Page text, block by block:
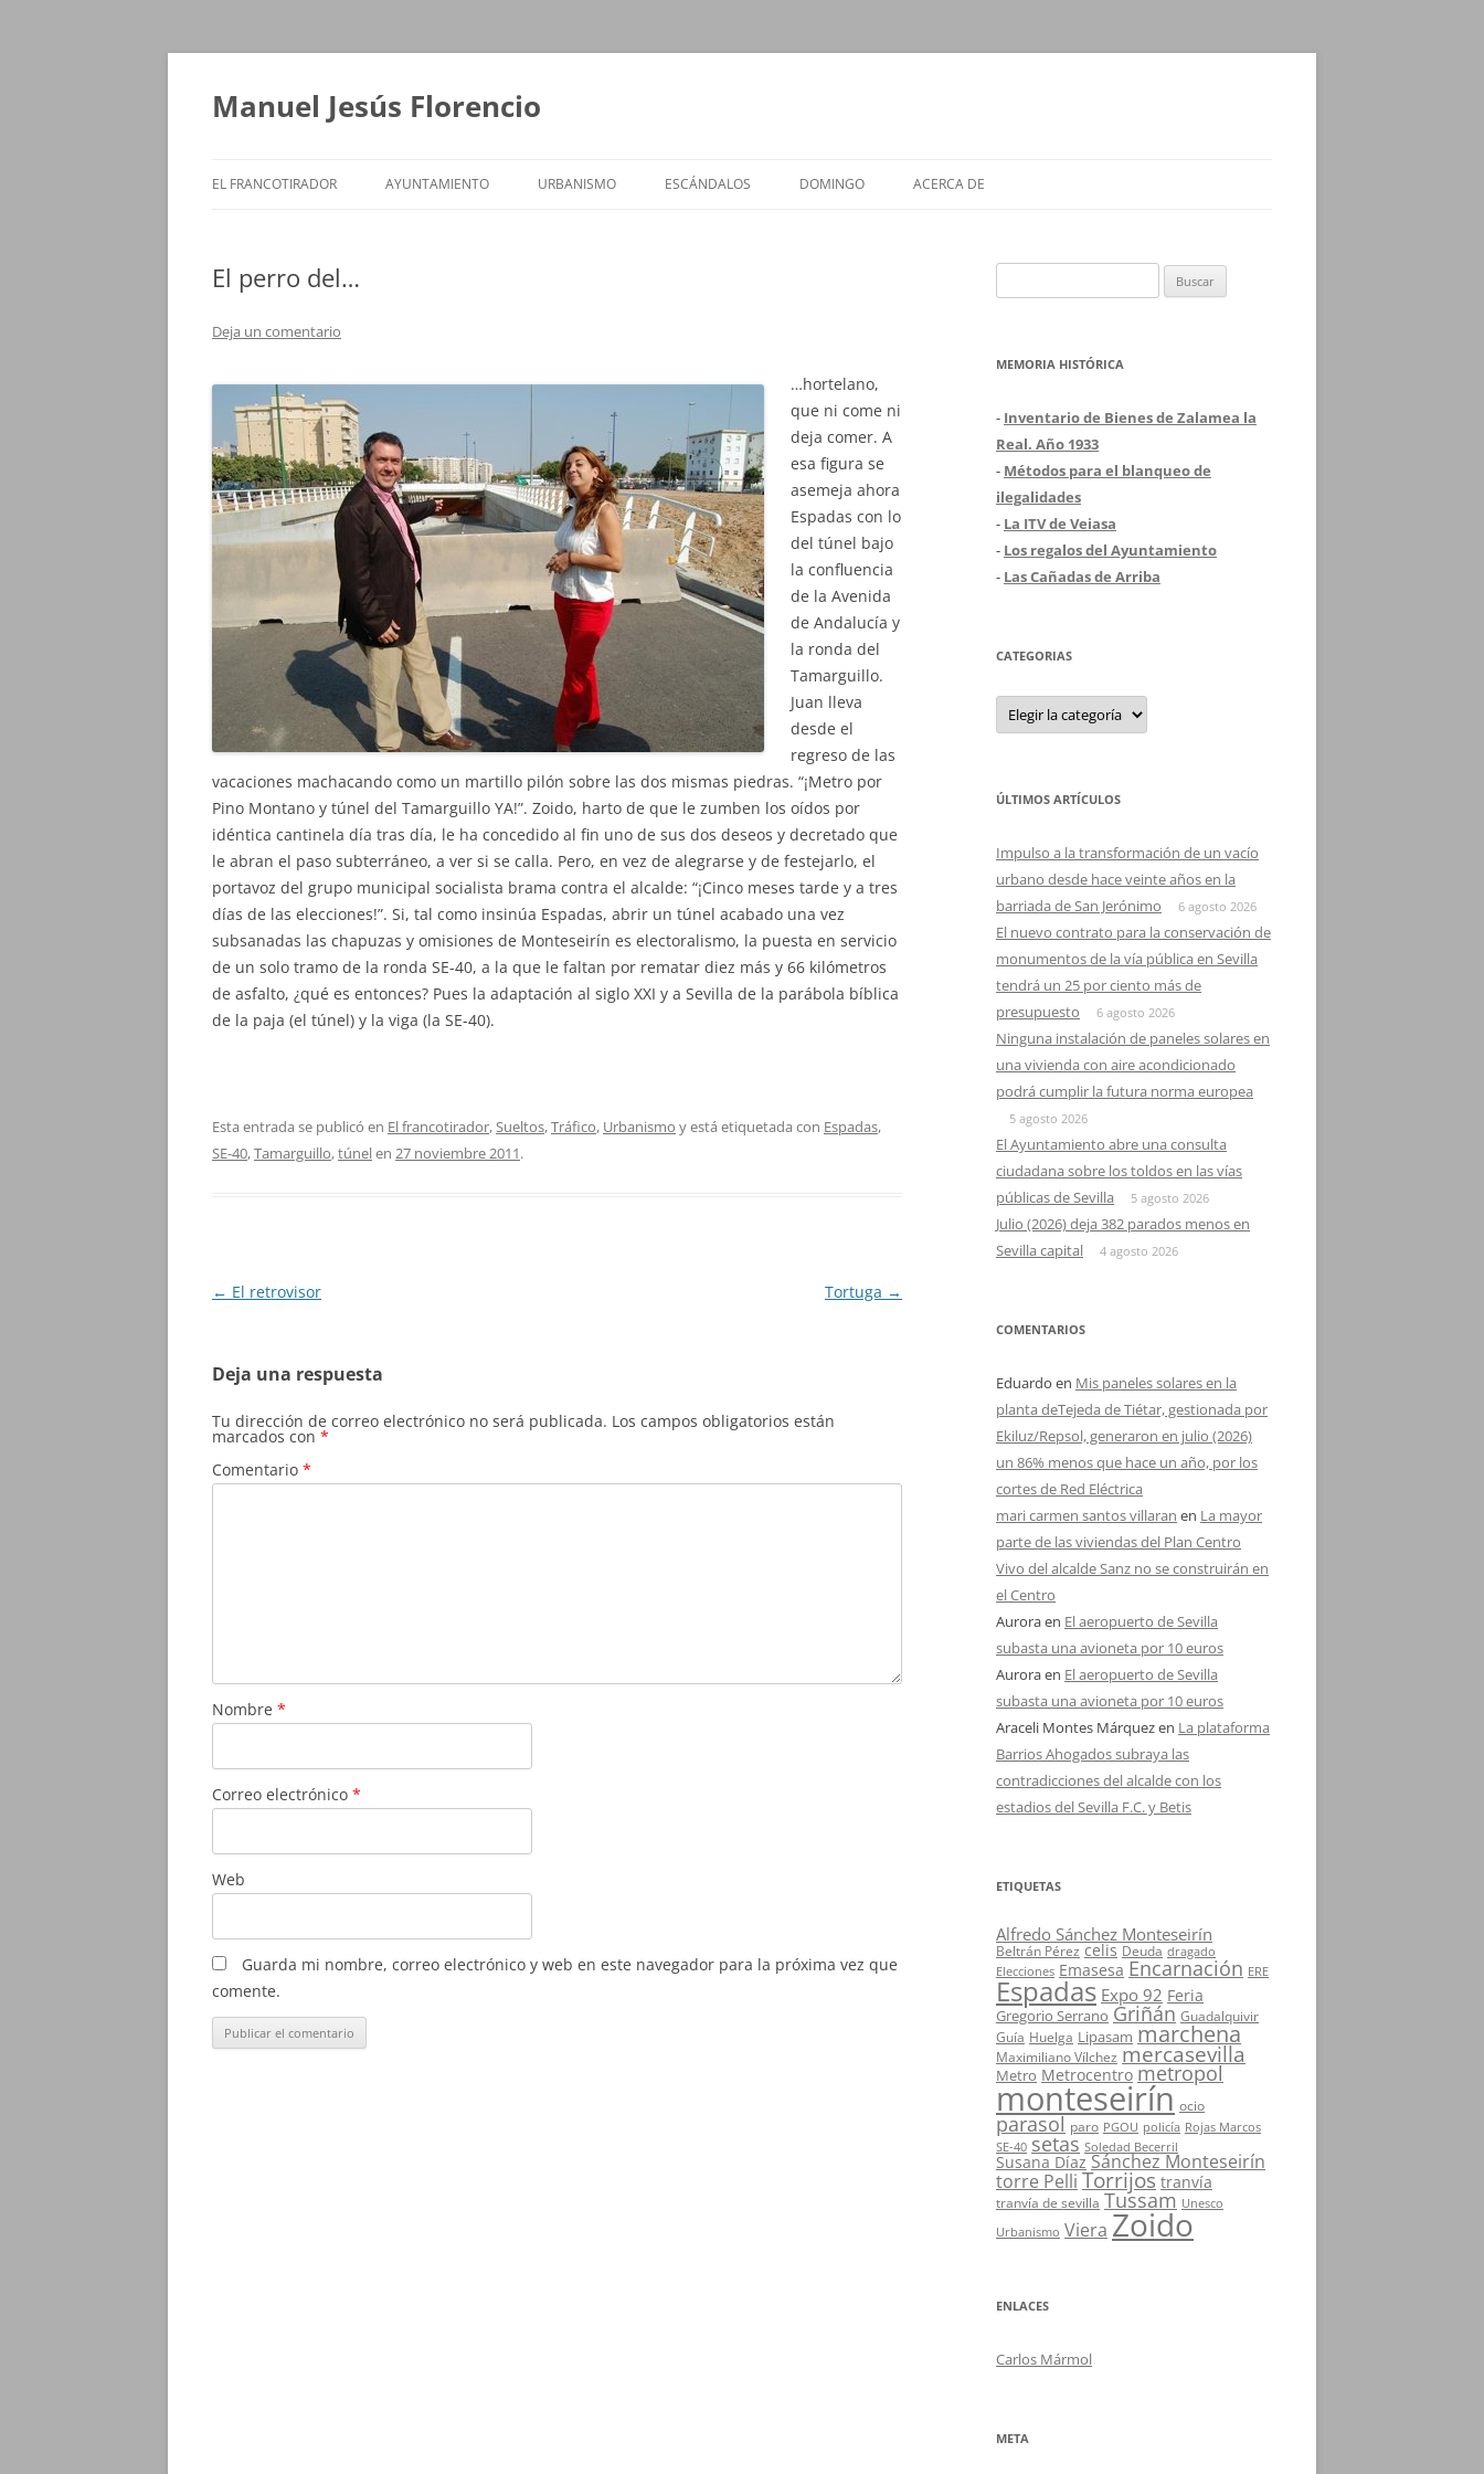
Saltar
Manuel Jesús Florencio
EL FRANCOTIRADOR AYUNTAMIENTO URBANISMO ESCÁNDALOS DOMINGO ACERCA DE
El perro del…
Deja un comentario
…hortelano,
que ni come ni
deja comer. A
esa figura se
asemeja ahora
Espadas con lo
del túnel bajo
la confluencia
de la Avenida
de Andalucía y
la ronda del
Tamarguillo.
Juan lleva
desde el
regreso de las
vacaciones machacando como un martillo pilón sobre las dos mismas piedras. “¡Metro por
Pino Montano y túnel del Tamarguillo YA!”. Zoido, harto de que le zumben los oídos por
idéntica cantinela día tras día, le ha concedido al fin uno de sus dos deseos y decretado que
le abran el paso subterráneo, a ver si se calla. Pero, en vez de alegrarse y de festejarlo, el
portavoz del grupo municipal socialista brama contra el alcalde: “¡Cinco meses tarde y a tres
días de las elecciones!”. Si, tal como insinúa Espadas, abrir un túnel acabado una vez
subsanadas las chapuzas y omisiones de Monteseirín es electoralismo, la puesta en servicio
de un solo tramo de la ronda SE-40, a la que le faltan por rematar diez más y 66 kilómetros
de asfalto, ¿qué es entonces? Pues la adaptación al siglo XXI y a Sevilla de la parábola bíblica
de la paja (el túnel) y la viga (la SE-40).
Esta entrada se publicó en El francotirador,Sueltos,Tráfico, Urbanismo y está etiquetada con Espadas,
SE-40,Tamarguillo,túnelen 27 noviembre 2011.
Navegación
← El retrovisor Tortuga →
Deja una respuesta
Tu dirección de correo electrónico no será publicada. Los campos obligatorios están
marcados con *
Comentario *
Nombre *
Correo electrónico *
Web
Guarda mi nombre, correo electrónico y web en este navegador para la próxima vez que
comente.
MEMORIA HISTÓRICA
- Inventario de Bienes de Zalamea la
Real. Año 1933
- Métodos para el blanqueo de
ilegalidades
- La ITV de Veiasa
- Los regalos del Ayuntamiento
- Las Cañadas de Arriba
CATEGORIAS
Categorias
ÚLTIMOS ARTÍCULOS
Impulso a la transformación de un vacío
urbano desde hace veinte años en la
barriada de San Jerónimo
6 agosto 2026
El nuevo contrato para la conservación de
monumentos de la vía pública en Sevilla
tendrá un 25 por ciento más de
presupuesto
6 agosto 2026
Ninguna instalación de paneles solares en
una vivienda con aire acondicionado
podrá cumplir la futura norma europea
5 agosto 2026
El Ayuntamiento abre una consulta
ciudadana sobre los toldos en las vías
públicas de Sevilla
5 agosto 2026
Julio (2026) deja 382 parados menos en
Sevilla capital
4 agosto 2026
COMENTARIOS
Eduardo en Mis paneles solares en la
planta deTejeda de Tiétar, gestionada por
Ekiluz/Repsol, generaron en julio (2026)
un 86% menos que hace un año, por los
cortes de Red Eléctrica
mari carmen santos villaran en La mayor
parte de las viviendas del Plan Centro
Vivo del alcalde Sanz no se construirán en
el Centro
Auroraen El aeropuerto de Sevilla
subasta una avioneta por 10 euros
Auroraen El aeropuerto de Sevilla
subasta una avioneta por 10 euros
Araceli Montes Márquezen La plataforma
Barrios Ahogados subraya las
contradicciones del alcalde con los
estadios del Sevilla F.C. y Betis
ETIQUETAS
Alfredo Sánchez Monteseirín
Beltrán Pérez celis Deuda dragado
Elecciones Emasesa Encarnación ERE
Espadas Expo 92 Feria
Gregorio Serrano Griñán Guadalquivir
Guía Huelga Lipasam marchena
Maximiliano Vílchez mercasevilla
Metro Metrocentro metropol
monteseirín ocio
parasol paro PGOU policía Rojas Marcos
SE-40 setas Soledad Becerril
Susana Díaz Sánchez Monteseirín
torre Pelli Torrijos tranvía
tranvía de sevilla Tussam Unesco
Urbanismo Viera Zoido
ENLACES
Carlos Mármol
META